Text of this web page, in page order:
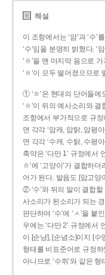
해설
이 조항에서는 ‘암’과 ‘수’
‘수’임을 분명히 밝혔다. ‘
‘ㅎ’을 맨 마지막 음으로
‘ㅎ’이 모두 떨어졌으므
① ‘ㅎ’은 현대의 단어들에
‘ㅎ’이 뒤의 예사소리와
조항에서 부가적으로 규정
면 각각 ‘암캐, 암탉, 암평
면 각각 ‘수캐, 수탉, 수평
축약은 ‘다만 1’ 규정에서
ㅎ’에 ‘고양이’가 결합하
어가 된다. 발음도 [암고양
② ‘수’와 뒤의 말이 결합
사소리가 된소리가 되는
판단하여 ‘수’에 ‘ㅅ’을 붙
우에는 ‘다만 2’ 규정에서
이 [순냥], [순념소]이지 [수
형태를 비표준어로 규정하
아니므로 ‘수쥐’와 같은